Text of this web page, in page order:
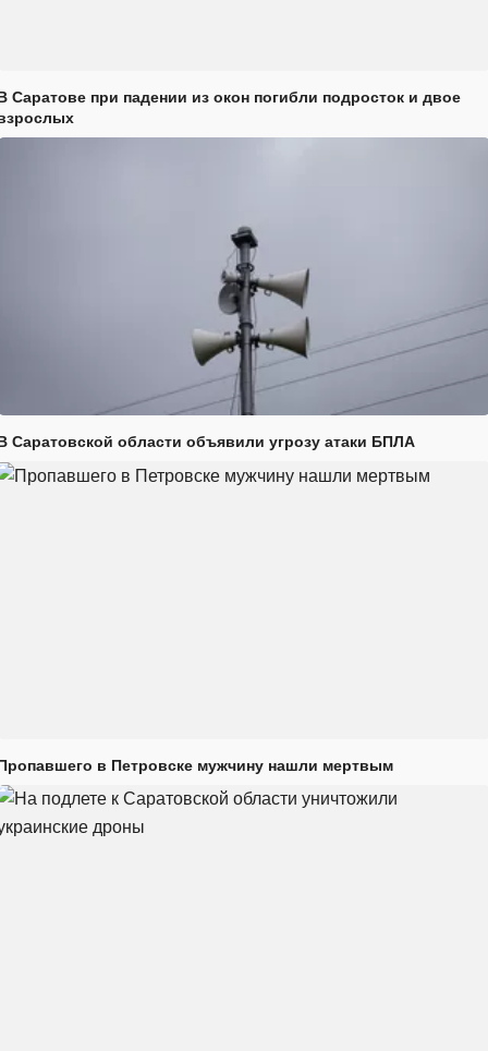
Саратове при падении из окон погибли подросток и двое
Саратовской области объявили угрозу атаки БПЛА
в Петровске мужчину нашли мертвым